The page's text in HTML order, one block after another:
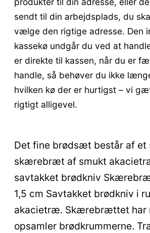
sendt til din arbejdsplads, du
vælge den rigtige adresse. Den
kassekø undgår du ved at
er direkte til kassen, når du er
handle, så behøver du ikke
hvilken kø der er hurtigst – vi
rigtigt alligevel.
Det fine brødsæt består af et
skærebræt af smukt
savtakket brødkniv
1,5 cm Savtakket brødkniv i
akacietræ. Skærebrættet har
opsamler brødkrummerne.